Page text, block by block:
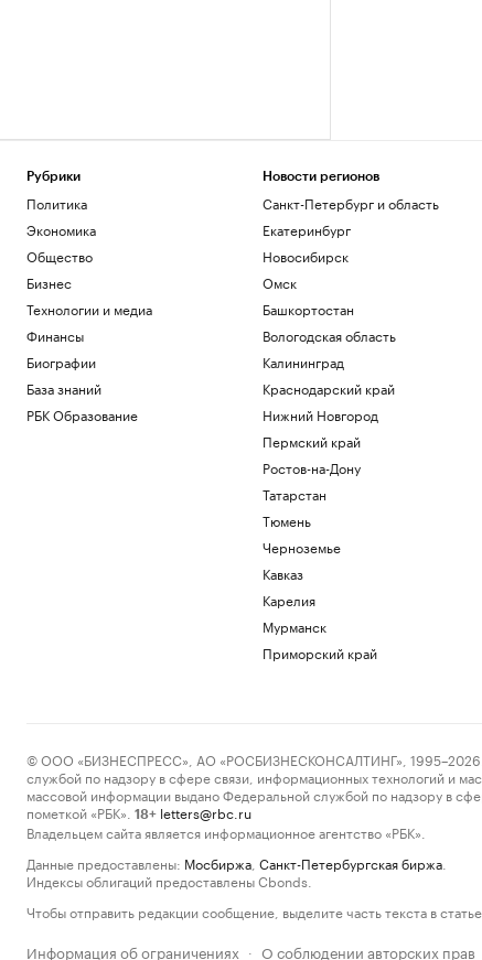
Рубрики
Политика
Экономика
Общество
Бизнес
Технологии и медиа
Финансы
Биографии
База знаний
РБК Образование
Новости регионов
Санкт-Петербург и область
Екатеринбург
Новосибирск
Омск
Башкортостан
Вологодская область
Калининград
Краснодарский край
Нижний Новгород
Пермский край
Ростов-на-Дону
Татарстан
Тюмень
Черноземье
Кавказ
Карелия
Мурманск
Приморский край
© ООО «БИЗНЕСПРЕСС», АО «РОСБИЗНЕСКОНСАЛТИНГ», 1995–2026.
службой по надзору в сфере связи, информационных технологий и
массовой информации выдано Федеральной службой по надзору в
пометкой «РБК».
18+ letters@rbc.ru
Владельцем сайта является информационное агентство «РБК».
Данные предоставлены: Мосбиржа Санкт-Петербургская биржа
Индексы облигаций предоставлены Cbonds.
Чтобы отправить редакции сообщение, выделите часть текста в
Информация об ограничениях · О соблюдении авторских прав